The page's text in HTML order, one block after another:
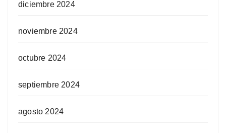
diciembre 2024
noviembre 2024
octubre 2024
septiembre 2024
agosto 2024